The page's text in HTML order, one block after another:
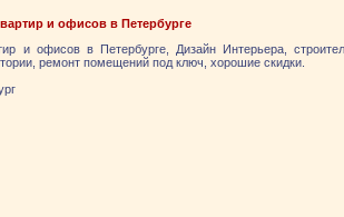
и офисов в Петербурге
и офисов в Петербурге, Дизайн Интерьера,
ремонт помещений под ключ, хорошие скидки.